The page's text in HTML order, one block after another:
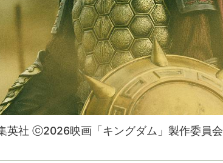
英社 ⓒ2026映画「キングダム」製作委員会